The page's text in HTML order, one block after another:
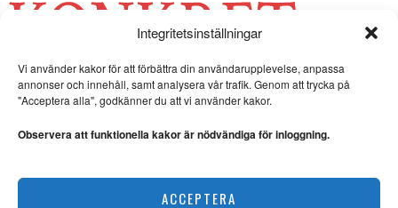
Integritetsinställningar
Vi använder kakor för att förbättra din användarupplevelse, anpassa
annonser och innehåll, samt analysera vår trafik. Genom att trycka på
"Acceptera alla", godkänner du att vi använder kakor.
Observera att funktionella kakor är nödvändiga för inloggning.
ACCEPTERA